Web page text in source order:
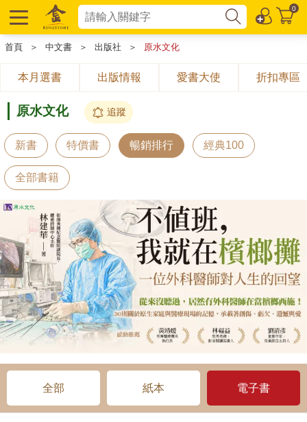
0
首頁 ＞ 中文書 ＞ 出版社 ＞ 原水文化
本月選書 出版情報 愛書大使 折扣專區
原水文化 追蹤
新書 特價書 暢銷排行 經典100
全部書籍
全部 紙本 電子書